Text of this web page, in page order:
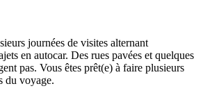
journées de visites alternant
en autocar. Des rues pavées et quelques
pas. Vous êtes prêt(e) à faire plusieurs
du voyage.